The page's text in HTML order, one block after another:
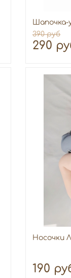
Шапочка-
390 руб
290
Носочки
190